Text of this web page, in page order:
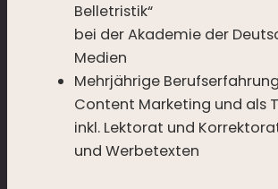
Belletristik“
bei der Akademie der
Medien
Mehrjährige
Content Marketing und als
inkl. Lektorat und
und Werbetexten